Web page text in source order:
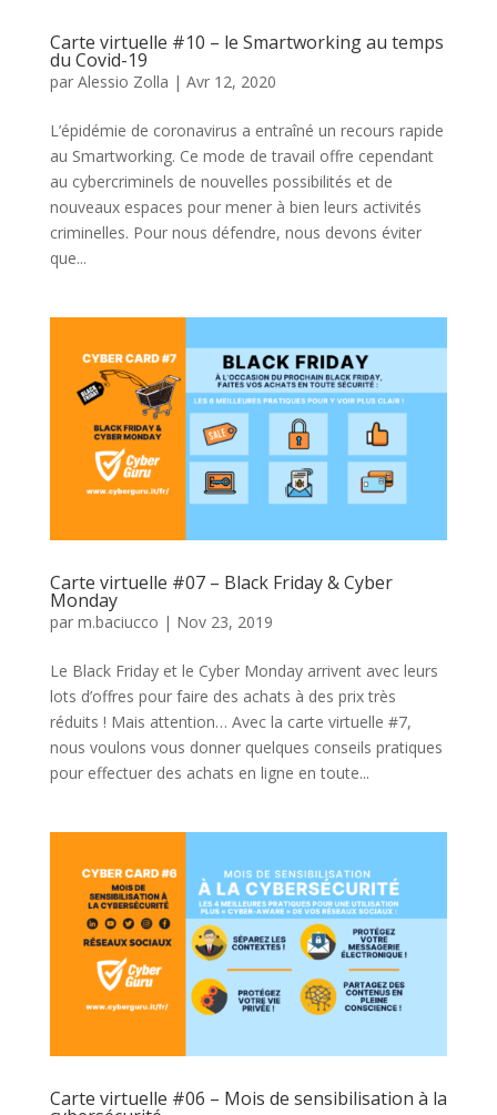
Carte virtuelle #10 – le Smartworking au temps
du Covid-19
par Alessio Zolla | Avr 12, 2020
L’épidémie de coronavirus a entraîné un recours rapide
au Smartworking. Ce mode de travail offre cependant
au cybercriminels de nouvelles possibilités et de
nouveaux espaces pour mener à bien leurs activités
criminelles. Pour nous défendre, nous devons éviter
que...
Carte virtuelle #07 – Black Friday & Cyber
Monday
par m.baciucco | Nov 23, 2019
Le Black Friday et le Cyber Monday arrivent avec leurs
lots d’offres pour faire des achats à des prix très
réduits ! Mais attention… Avec la carte virtuelle #7,
nous voulons vous donner quelques conseils pratiques
pour effectuer des achats en ligne en toute...
Carte virtuelle #06 – Mois de sensibilisation à la